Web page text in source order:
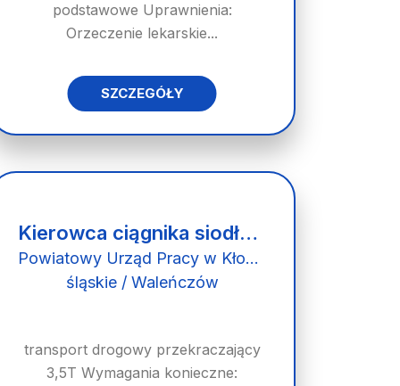
podstawowe Uprawnienia:
Orzeczenie lekarskie...
SZCZEGÓŁY
Kierowca ciągnika siodłowego (k/m)
Powiatowy Urząd Pracy w Kłobucku
śląskie / Waleńczów
transport drogowy przekraczający
3,5T Wymagania konieczne: